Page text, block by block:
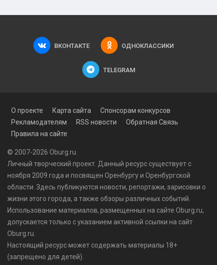
ВКОНТАКТЕ ОДНОКЛАССИКИ
TELEGRAM
О проекте Карта сайта
Спонсорам конкурсов
Рекламодателям
RSS новости
Обратная Связь
Правила на сайте
© 2007-2026 Oburg.ru.
Личный творческий проект. Данный ресурс существует с
ноября 2009 года и посвящен Оренбургу и Оренбургской
области. Здесь публикуются новости, репортажи, зарисовки о
жизни этого города, а также обзоры различных событий.
Использование материалов, размещенных на сайте Oburg.ru,
допускается только с указанием активной ссылки на сайт
Oburg.ru.
Настоящий ресурс может содержать материалы 18+
(запрещено для детей).